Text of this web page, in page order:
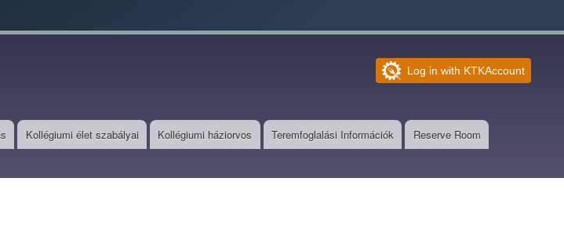
Log in with KTKAccount
Kollégiumi élet szabályai Kollégiumi háziorvos Teremfoglalási Információk
Reserve Room